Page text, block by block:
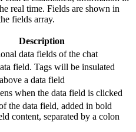
real time. Fields are shown in
fields array.
Description
data fields of the chat
field. Tags will be insulated
a data field
when the data field is clicked
the data field, added in bold
content, separated by a colon